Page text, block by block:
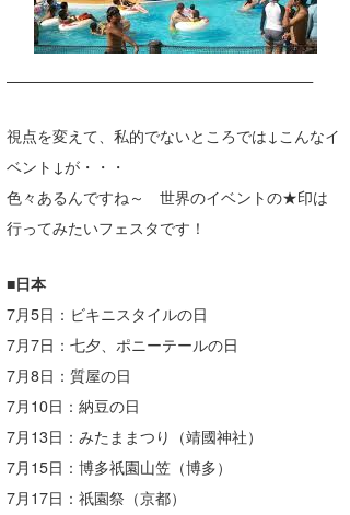
————————————————————
視点を変えて、私的でないところでは↓こんなイ
ベント↓が・・・
色々あるんですね～ 世界のイベントの★印は
行ってみたいフェスタです！
■日本
7月5日：ビキニスタイルの日
7月7日：七夕、ポニーテールの日
7月8日：質屋の日
7月10日：納豆の日
7月13日：みたままつり（靖國神社）
7月15日：博多祇園山笠（博多）
7月17日：祇園祭（京都）